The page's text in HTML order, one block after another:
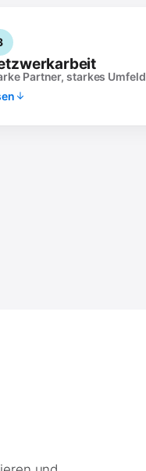
Partner, starkes Umfeld